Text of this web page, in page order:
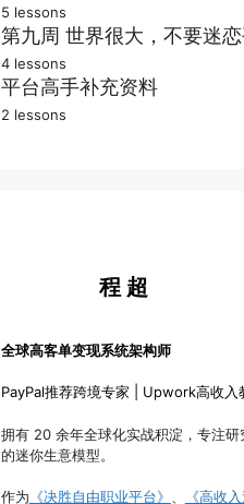
快速通过候选人筛选
优质的投标范例模版
大单的沟通谈判能力
如何争取更好的条件
工作范围的积极确定
平台服务产品的局限
提升跨境职业竞争力
最佳的跨境收款方式
获得高额的投资回报
5 lessons
第九周 世界很大，不要迷
平台为什么也靠不住
4 lessons
平台高手补充资料
2 lessons
程 超
全球高客单变现系统架构师
PayPal推荐跨境专家 | Upwork高收入
拥有 20 余年全球化实战积淀，专注研
的迷你生意模型。
作为 《决胜自由职业平台》
《高收